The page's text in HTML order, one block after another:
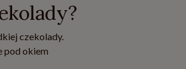
czekolady.
pod okiem